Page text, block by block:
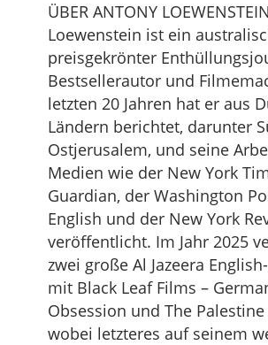
ÜBER ANTONY
Loewenstein ist ein
preisgekrönter
Bestsellerautor und
letzten 20 Jahren hat er aus
Ländern berichtet, darunter
Ostjerusalem, und seine
Medien wie der New York
Guardian, der Washington
English und der New York
veröffentlicht. Im Jahr 2025
zwei große Al Jazeera
mit Black Leaf Films –
Obsession und The
wobei letzteres auf seinem